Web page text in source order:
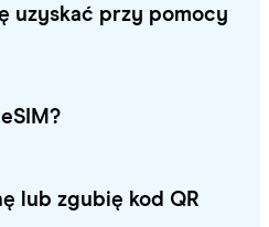
uzyskać przy pomocy
lub zgubię kod QR